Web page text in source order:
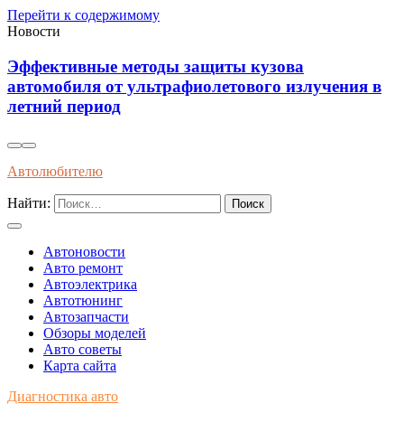
Перейти к содержимому
Новости
Как распознать оригинальные запчасти по
упаковке и сертификатам качества
Автолюбителю
Найти:
Автоновости
Авто ремонт
Автоэлектрика
Автотюнинг
Автозапчасти
Обзоры моделей
Авто советы
Карта сайта
Диагностика авто